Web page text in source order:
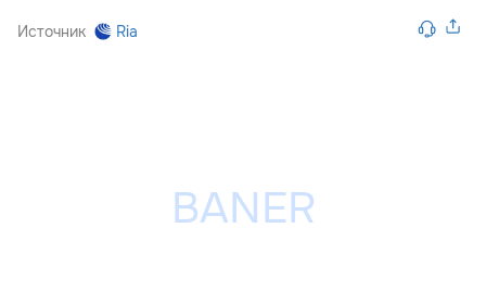
Источник Ria